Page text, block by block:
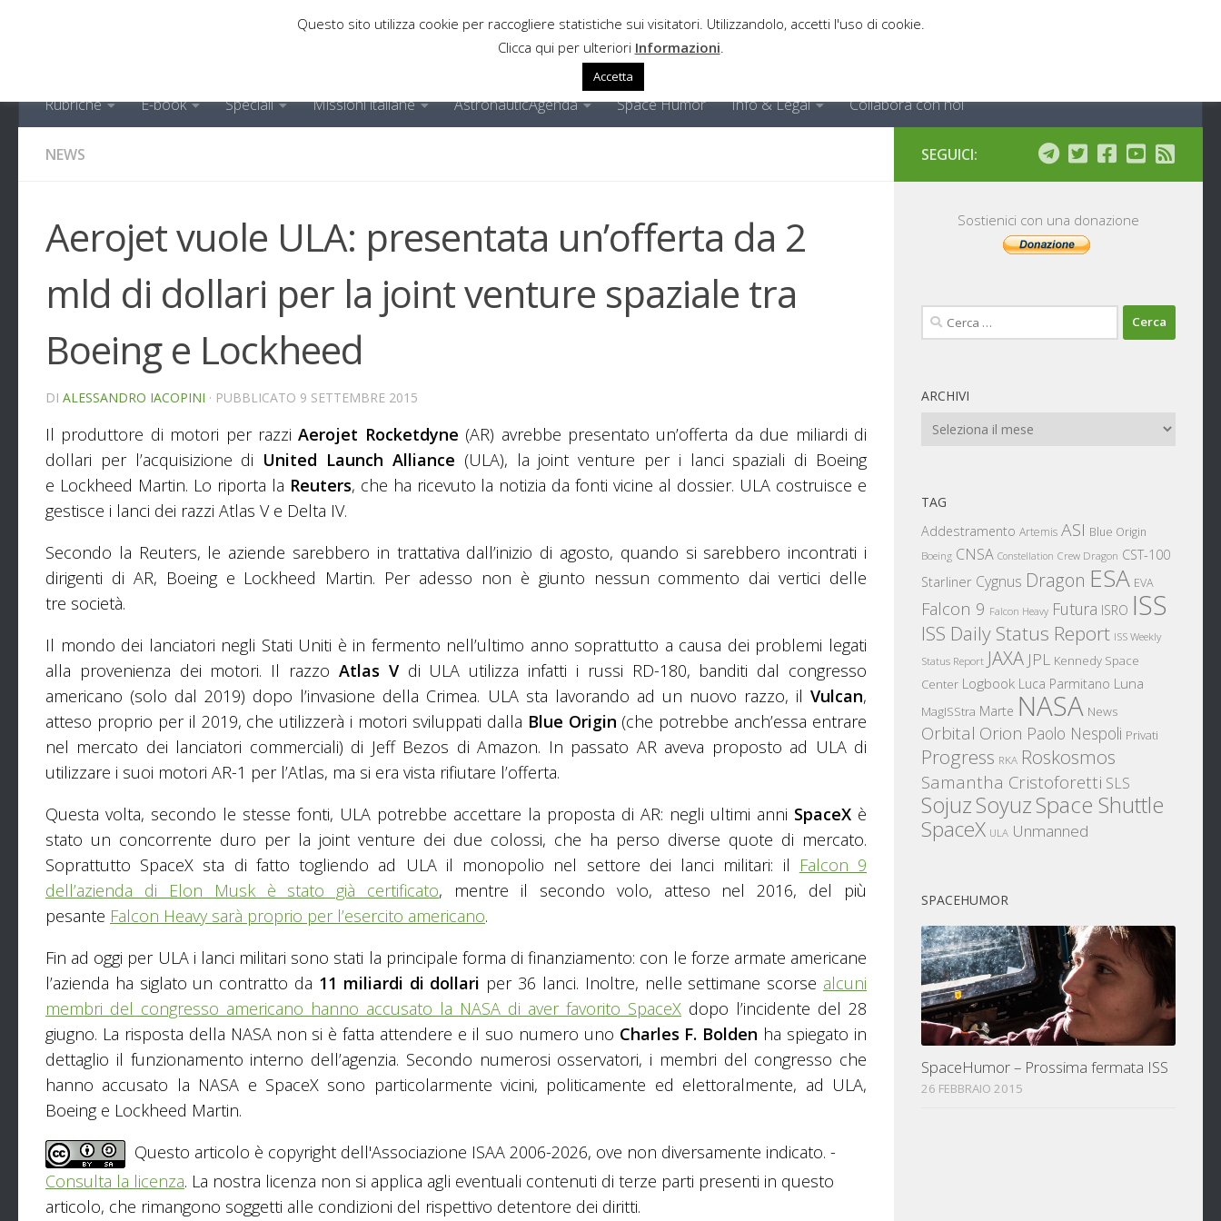
Rubriche E-book Speciali Missioni italiane AstronauticAgenda Space Humor Info & Legal Collabora con noi
NEWS
Aerojet vuole ULA: presentata un’offerta da 2
mld di dollari per la joint venture spaziale tra
Boeing e Lockheed
DI ALESSANDRO IACOPINI · PUBBLICATO 9 SETTEMBRE 2015
Il produttore di motori per razziAerojet Rocketdyne (AR) avrebbe presentato un’offerta da due miliardi di
dollari per l’acquisizione di United Launch Alliance (ULA), la joint venture per i lanci spaziali di Boeing
e Lockheed Martin. Lo riporta la Reuters, che ha ricevuto la notizia da fonti vicine al dossier. ULA costruisce e
gestisce i lanci dei razzi Atlas V e Delta IV.
Secondo la Reuters, le aziende sarebbero in trattativa dall’inizio di agosto, quando si sarebbero incontrati i
dirigenti di AR, Boeing e Lockheed Martin. Per adesso non è giunto nessun commento dai vertici delle
tre società.
Il mondo dei lanciatori negli Stati Uniti è in fermento nell’ultimo anno soprattutto a causa dei problemi legati
alla provenienza dei motori. Il razzo Atlas Vdi ULA utilizza infatti i russi RD-180, banditi dal congresso
americano (solo dal 2019) dopo l’invasione della Crimea. ULA sta lavorando ad un nuovo razzo, il Vulcan,
atteso proprio per il 2019, che utilizzerà i motori sviluppati dalla Blue Origin (che potrebbe anch’essa entrare
nel mercato dei lanciatori commerciali) di Jeff Bezos di Amazon. In passato AR aveva proposto ad ULA di
utilizzare i suoi motori AR-1 per l’Atlas, ma si era vista rifiutare l’offerta.
Questa volta, secondo le stesse fonti, ULA potrebbe accettare la proposta di AR: negli ultimi anni SpaceX è
stato un concorrente duro per la joint venture dei due colossi, che ha perso diverse quote di mercato.
Soprattutto SpaceX sta di fatto togliendo ad ULA il monopolio nel settore dei lanci militari: il Falcon 9
dell’azienda di Elon Musk è stato già certificato, mentre il secondo volo, atteso nel 2016, del più
pesante Falcon Heavy sarà proprio per l’esercito americano.
Fin ad oggi per ULA i lanci militari sono stati la principale forma di finanziamento: con le forze armate americane
l’azienda ha siglato un contratto da 11 miliardi di dollari per 36 lanci. Inoltre, nelle settimane scorse alcuni
membri del congresso americano hanno accusato la NASA di aver favorito SpaceX dopo l’incidente del 28
giugno. La risposta della NASA non si è fatta attendere e il suo numero uno Charles F. Bolden ha spiegato in
dettaglio il funzionamento interno dell’agenzia. Secondo numerosi osservatori, i membri del congresso che
hanno accusato la NASA e SpaceX sono particolarmente vicini, politicamente ed elettoralmente, ad ULA,
Boeing e Lockheed Martin.
Questo articolo è copyright dell'Associazione ISAA 2006-2026, ove non diversamente indicato. -
Consulta la licenza. La nostra licenza non si applica agli eventuali contenuti di terze parti presenti in questo
articolo, che rimangono soggetti alle condizioni del rispettivo detentore dei diritti.
SEGUICI:
Sostienici con una donazione
Ricerca
per:
ARCHIVI
Archivi
TAG
Addestramento Artemis ASI Blue Origin
Boeing CNSA Constellation Crew Dragon CST-100
Starliner Cygnus Dragon ESA EVA
Falcon 9 Falcon Heavy Futura ISRO ISS
ISS Daily Status Report ISS Weekly
Status Report JAXA JPL Kennedy Space
Center Logbook Luca Parmitano Luna
MagISStra Marte NASA News
Orbital Orion Paolo Nespoli Privati
Progress RKA Roskosmos
Samantha Cristoforetti SLS
SojuzSoyuzSpace Shuttle
SpaceX ULA Unmanned
SPACEHUMOR
SpaceHumor – Prossima fermata ISS
26 FEBBRAIO 2015
Questo sito utilizza cookie per raccogliere statistiche sui visitatori. Utilizzandolo, accetti l'uso di cookie.
Clicca qui per ulteriori Informazioni
Accetta